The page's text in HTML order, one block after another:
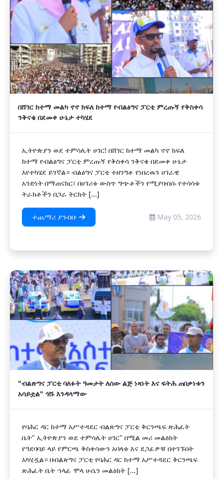
በሸገር ከተማ መልካ ኖኖ ክፍለ ከተማ የብልፅግና ፓርቲ ምረጡኝ የቅስቀሳ
ንቅናቄ በደመቀ ሁኔታ ተካሄደ
ኢትዮጵያን ወደ ተምሳሌት ሀገር! በሸገር ከተማ መልካ ኖኖ ክፍለ
ከተማ የብልፅግና ፓርቲ ምረጡኝ የቅስቀሳ ንቅናቄ በደመቀ ሁኔታ
እየተካሄደ ይገኛል። ብልፅግና ፓርቲ ተዘንግቶ የነበረዉን ሀገራዊ
አንድነት በማጠናከር፣ በሀገሪቱ ውስጥ ግጭቶችን የሚያባብሱ የተሳሳቱ
ትራክቶችን በጋራ ትርክት [...]
ተጨማሪ ያንብቡ May 05, 2026
"ብልጽግና ፓርቲ ባለፉት ዓመታት ለሰው ልጅ ነጻነት እና ፍትሕ ጠበቃነቱን
አሳይቷል" ጎሹ እንዳላማው
የባሕር ዳር ከተማ አሥተዳደር ብልጽግና ፓርቲ ቅርንጫፍ ጽሕፈት
ቤት" ኢትዮጵያን ወደ ተምሳሌት ሀገር" በሚል መሪ መልዕክት
የዓደባባይ ላይ የምርጫ ቅስቀሳውን አባላቱ እና ደጋፊዎቹ በተገኙበት
አካሂዷል። በብልጽግና ፓርቲ የባሕር ዳር ከተማ አሥተዳደር ቅርንጫፍ
ጽሕፈት ቤት ኀላፊ ሞላ ሁሴን መልዕክት [...]